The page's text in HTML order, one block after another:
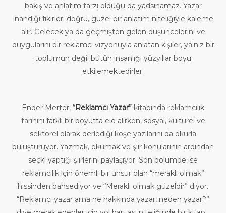
bakış ve anlatım tarzı olduğu da yadsınamaz. Yazar
inandığı fikirleri doğru, güzel bir anlatım niteliğiyle kaleme
alır. Gelecek ya da geçmişten gelen düşüncelerini ve
duygularını bir reklamcı vizyonuyla anlatan kişiler, yalnız bir
toplumun değil bütün insanlığı yüzyıllar boyu
etkilemektedirler.
Ender Merter, “Reklamcı Yazar” kitabında reklamcılık
tarihini farklı bir boyutta ele alırken, sosyal, kültürel ve
sektörel olarak derlediği köşe yazılarını da okurla
buluşturuyor. Yazmak, okumak ve şiir konularının ardından
seçki yaptığı şiirlerini paylaşıyor. Son bölümde ise
reklamcılık için önemli bir unsur olan “meraklı olmak”
hissinden bahsediyor ve “Meraklı olmak güzeldir” diyor.
“Reklamcı yazar ama ne hakkında yazar, neden yazar?”